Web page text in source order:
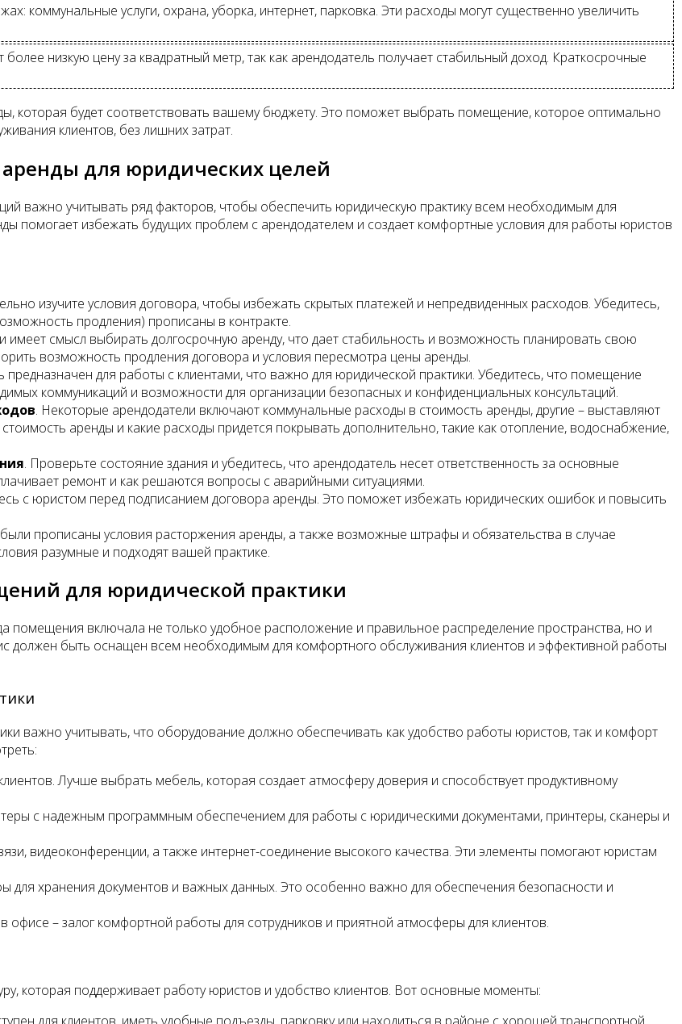
коммунальные услуги, охрана, уборка, интернет, парковка. Эти расходы могут существенно увеличить
низкую цену за квадратный метр, так как арендодатель получает стабильный доход. Краткосрочные
которая будет соответствовать вашему бюджету. Это поможет выбрать помещение, которое оптимально
клиентов, без лишних затрат.
для юридических целей
важно учитывать ряд факторов, чтобы обеспечить юридическую практику всем необходимым для
помогает избежать будущих проблем с арендодателем и создает комфортные условия для работы юристов
изучите условия договора, чтобы избежать скрытых платежей и непредвиденных расходов. Убедитесь,
продления) прописаны в контракте.
имеет смысл выбирать долгосрочную аренду, что дает стабильность и возможность планировать свою
возможность продления договора и условия пересмотра цены аренды.
для работы с клиентами, что важно для юридической практики. Убедитесь, что помещение
коммуникаций и возможности для организации безопасных и конфиденциальных консультаций.
. Некоторые арендодатели включают коммунальные расходы в стоимость аренды, другие – выставляют
аренды и какие расходы придется покрывать дополнительно, такие как отопление, водоснабжение,
. Проверьте состояние здания и убедитесь, что арендодатель несет ответственность за основные
ремонт и как решаются вопросы с аварийными ситуациями.
с юристом перед подписанием договора аренды. Это поможет избежать юридических ошибок и повысить
прописаны условия расторжения аренды, а также возможные штрафы и обязательства в случае
разумные и подходят вашей практике.
для юридической практики
включала не только удобное расположение и правильное распределение пространства, но и
должен быть оснащен всем необходимым для комфортного обслуживания клиентов и эффективной работы
важно учитывать, что оборудование должно обеспечивать как удобство работы юристов, так и комфорт
Лучше выбрать мебель, которая создает атмосферу доверия и способствует продуктивному
с надежным программным обеспечением для работы с юридическими документами, принтеры, сканеры и
видеоконференции, а также интернет-соединение высокого качества. Эти элементы помогают юристам
для хранения документов и важных данных. Это особенно важно для обеспечения безопасности и
офисе – залог комфортной работы для сотрудников и приятной атмосферы для клиентов.
которая поддерживает работу юристов и удобство клиентов. Вот основные моменты: